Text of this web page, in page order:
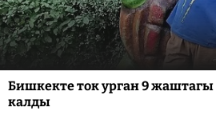
Бишкекте ток урган 9 жаштагы
калды